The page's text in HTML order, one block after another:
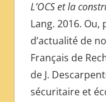
L’OCS et la
Lang. 2016.
d’actualité de
Français de
de J.
sécuritaire et